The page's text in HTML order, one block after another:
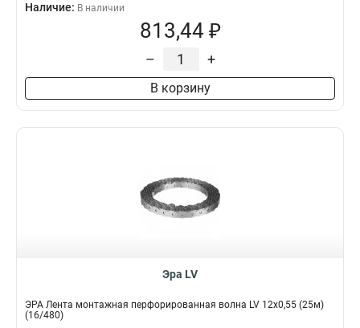
Наличие: В наличии
813,44 ₽
– +
В корзину
Эра LV
ЭРА Лента монтажная перфорированная волна LV 12x0,55 (25м)
(16/480)